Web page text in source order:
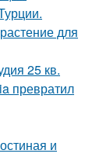
для
25 кв.
превратил
и